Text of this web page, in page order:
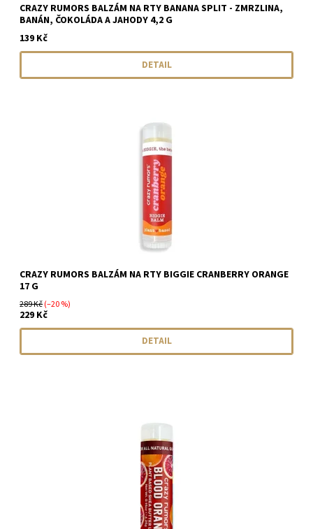
CRAZY RUMORS BALZÁM NA RTY BANANA SPLIT - ZMRZLINA,
BANÁN, ČOKOLÁDA A JAHODY 4,2 G
139 Kč
DETAIL
CRAZY RUMORS BALZÁM NA RTY BIGGIE CRANBERRY ORANGE
17 G
289 Kč(–20 %)
229 Kč
DETAIL